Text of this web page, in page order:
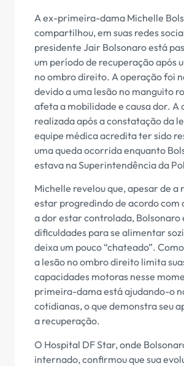
A ex-primeira-dama Michelle
compartilhou, em suas redes
presidente Jair Bolsonaro está
um período de recuperação após
no ombro direito. A operação foi
devido a uma lesão no manguito
afeta a mobilidade e causa dor. A
realizada após a constatação da
equipe médica acredita ter sido
uma queda ocorrida enquanto
estava na Superintendência da
Michelle revelou que, apesar de a
estar progredindo de acordo com
a dor estar controlada,
dificuldades para se alimentar
deixa um pouco “chateado”.
a lesão no ombro direito limita
capacidades motoras nesse
primeira-dama está ajudando-o
cotidianas, o que demonstra seu
a recuperação.
O Hospital DF Star, onde
internado, confirmou que sua